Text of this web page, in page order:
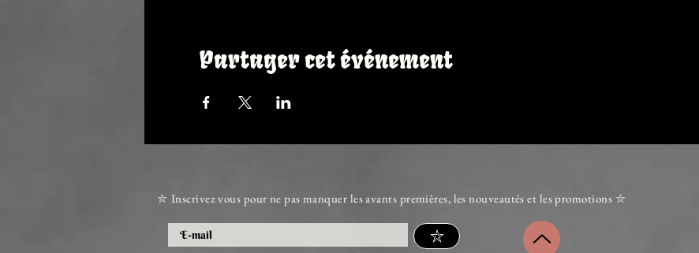
Partager cet événement
⛥ Inscrivez vous pour ne pas manquer les avants premières, les nouveautés et les promotions ⛥
⛥